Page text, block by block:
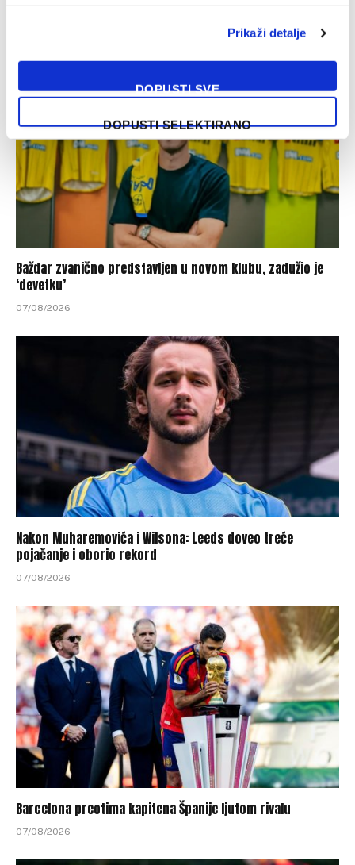
Prikaži detalje
DOPUSTI SVE
DOPUSTI SELEKTIRANO
Baždar zvanično predstavljen u novom klubu, zadužio je
‘devetku’
07/08/2026
Nakon Muharemovića i Wilsona: Leeds doveo treće
pojačanje i oborio rekord
07/08/2026
Barcelona preotima kapitena Španije ljutom rivalu
07/08/2026